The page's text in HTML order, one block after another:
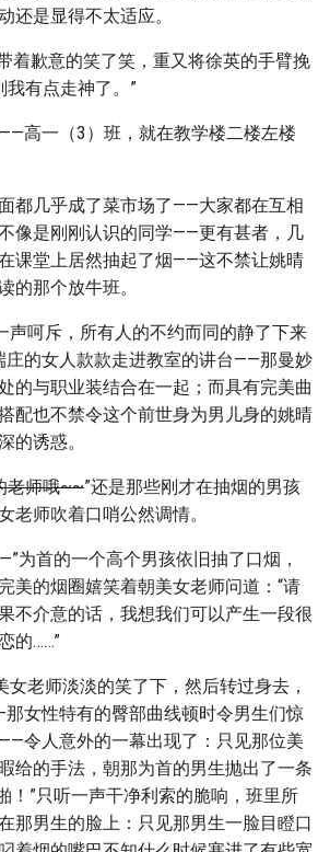
还是显得不太适应。
着歉意的笑了笑，重又将徐英的手臂挽
我有点走神了。”
高一（3）班，就在教学楼二楼左楼
都几乎成了菜市场了——大家都在互相
像是刚刚认识的同学——更有甚者，几
课堂上居然抽起了烟——这不禁让姚晴
的那个放牛班。
声呵斥，所有人的不约而同的静了下来
的女人款款走进教室的讲台——那曼妙
的与职业装结合在一起；而具有完美曲
配也不禁令这个前世身为男儿身的姚晴
的诱惑。
老师哦~~”还是那些刚才在抽烟的男孩
老师吹着口哨公然调情。
为首的一个高个男孩依旧抽了口烟，
美的烟圈嬉笑着朝美女老师问道：“请
不介意的话，我想我们可以产生一段很
的……”
女老师淡淡的笑了下，然后转过身去，
女性特有的臀部曲线顿时令男生们惊
令人意外的一幕出现了：只见那位美
给的手法，朝那为首的男生抛出了一条
！”只听一声干净利索的脆响，班里所
那男生的脸上：只见那男生一脸目瞪口